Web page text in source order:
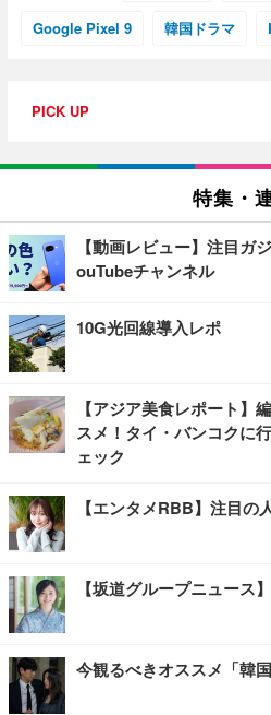
Google Pixel 9 韓国ドラマ
PICK UP
特集・
【動画レビュー】注目ガ
ouTubeチャンネル
10G光回線導入レポ
【アジア美食レポート】
スメ！タイ・バンコクに
ェック
【エンタメRBB】注目の
【坂道グループニュース
今観るべきオススメ「韓国